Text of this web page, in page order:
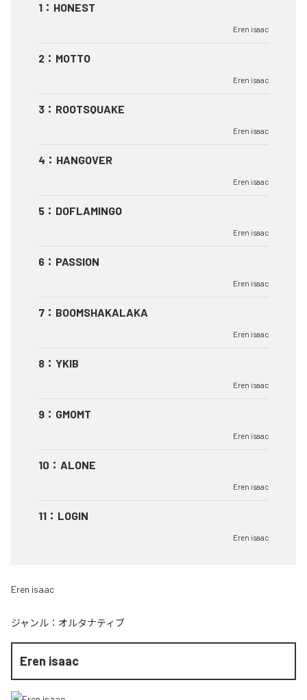
1 ： HONEST
Eren isaac
2 ： MOTTO
Eren isaac
3 ： ROOTSQUAKE
Eren isaac
4 ： HANGOVER
Eren isaac
5 ： DOFLAMINGO
Eren isaac
6 ： PASSION
Eren isaac
7 ： BOOMSHAKALAKA
Eren isaac
8 ： YKIB
Eren isaac
9 ： GMOMT
Eren isaac
10 ： ALONE
Eren isaac
11 ： LOGIN
Eren isaac
Eren isaac
ジャンル： オルタナティブ
Eren isaac